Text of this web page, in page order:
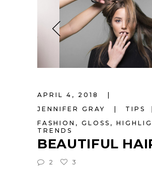
APRIL 4, 2018
JENNIFER GRAY
TIPS
FASHION , GLOSS ,
TRENDS
BEAUTIFUL
2 3